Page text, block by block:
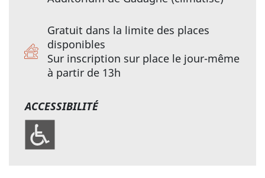
Gratuit dans la limite des places
disponibles
Sur inscription sur place le jour-même
à partir de 13h
ACCESSIBILITÉ